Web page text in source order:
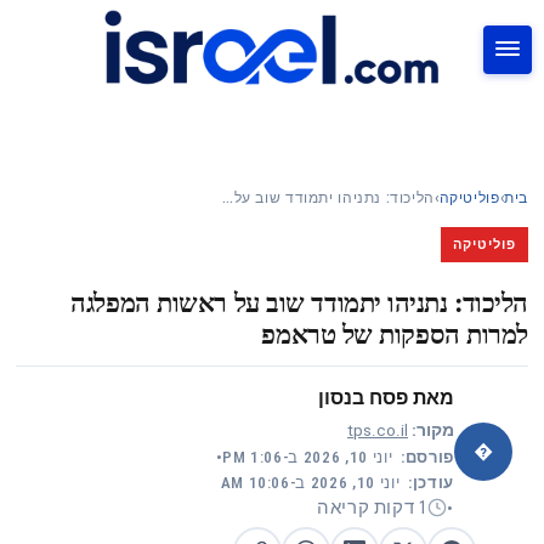
בית›פוליטיקה›הליכוד: נתניהו יתמודד שוב על…
פוליטיקה
הליכוד: נתניהו יתמודד שוב על ראשות המפלגה
למרות הספקות של טראמפ
�
מאת פסח בנסון
מקור: tps.co.il
פורסם: יוני 10, 2026 ב-1:06 PM
•
עודכן: יוני 10, 2026 ב-10:06 AM
•
1 דקות קריאה